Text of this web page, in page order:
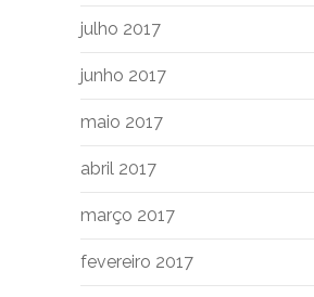
julho 2017
junho 2017
maio 2017
abril 2017
março 2017
fevereiro 2017